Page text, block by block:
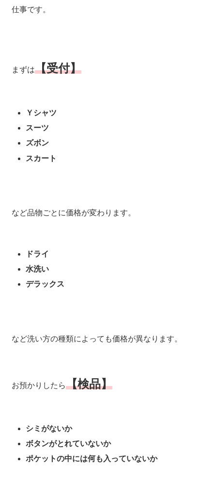
仕事です。
まずは【受付】
Ｙシャツ
スーツ
ズボン
スカート
など品物ごとに価格が変わります。
ドライ
水洗い
デラックス
など洗い方の種類によっても価格が異なります。
お預かりしたら【検品】
シミがないか
ボタンがとれていないか
ポケットの中には何も入っていないか